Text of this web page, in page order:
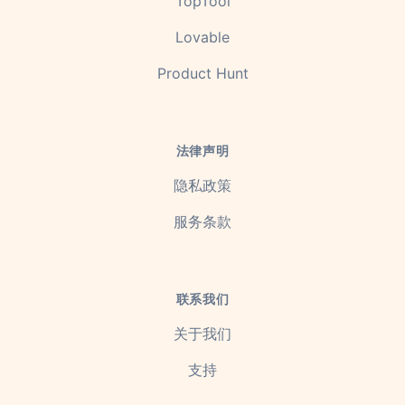
Lovable
Product Hunt
法律声明
隐私政策
服务条款
联系我们
关于我们
支持